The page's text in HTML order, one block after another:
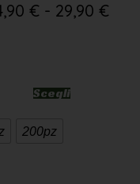
€ - 29,90 €
Scegli
200pz